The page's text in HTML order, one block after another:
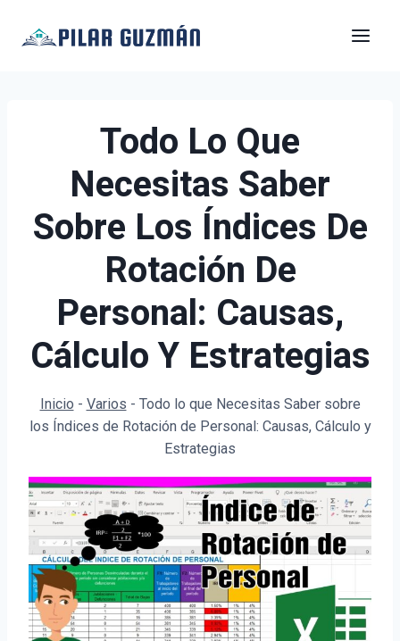
Todo Lo Que
Necesitas Saber
Sobre Los Índices De
Rotación De
Personal: Causas,
Cálculo Y Estrategias
Inicio - Varios - Todo lo que Necesitas Saber sobre
los Índices de Rotación de Personal: Causas, Cálculo y
Estrategias